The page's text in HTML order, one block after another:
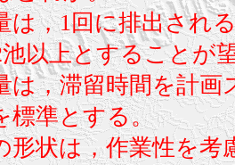
，1回に排出され
以上とすることが
，滞留時間を計画
標準とする。
状は，作業性を考